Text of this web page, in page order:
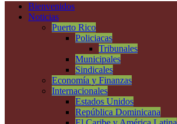
Bienvenidos
Noticias
Puerto Rico
Policiacas
Tribunales
Municipales
Sindicales
Economía y Finanzas
Internacionales
Estados Unidos
República Dominicana